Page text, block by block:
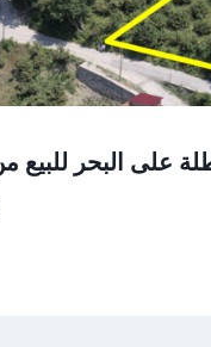
على البحر للبيع